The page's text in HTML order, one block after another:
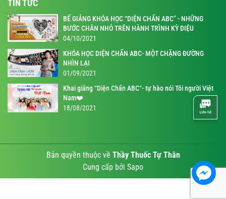
TIN TỨC
BẾ GIẢNG KHÓA HỌC “DIỆN CHẨN ABC” - NHỮNG
BƯỚC CHÂN NHỎ TRÊN HÀNH TRÌNH KỲ DIỆU
04/10/2021
KHÓA HỌC DIỆN CHẨN ABC- MỘT CHẶNG ĐƯỜNG
NHÌN LẠI
01/09/2021
Khai giảng “Diện Chẩn ABC“- tự hào nói Tôi người Việt
Nam❤️
18/08/2021
Bản quyền thuộc về Thầy Thuốc Tự Thân
Cung cấp bởi Sapo